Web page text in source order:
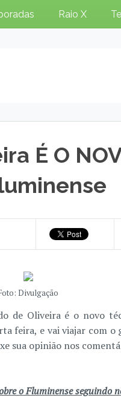
Raio X
É O
Divulgação
de Oliveira é o novo
feira, e vai viajar com
sua opinião nos
o Fluminense seguindo